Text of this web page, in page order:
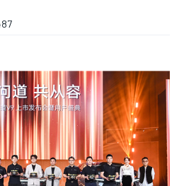
Case
list of the most noteworthy news
globe. With any subscription plan,
exclusive articles that let you
curve.
most noteworthy news from all
subscription plan, you get access
let you stay ahead of the curve.
most noteworthy news from all
subscription plan, you get access
let you stay ahead of the curve.